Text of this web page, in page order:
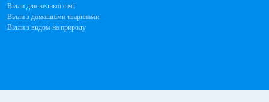
Вілли для великої сім'ї
Вілли з домашніми тваринами
Вілли з видом на природу